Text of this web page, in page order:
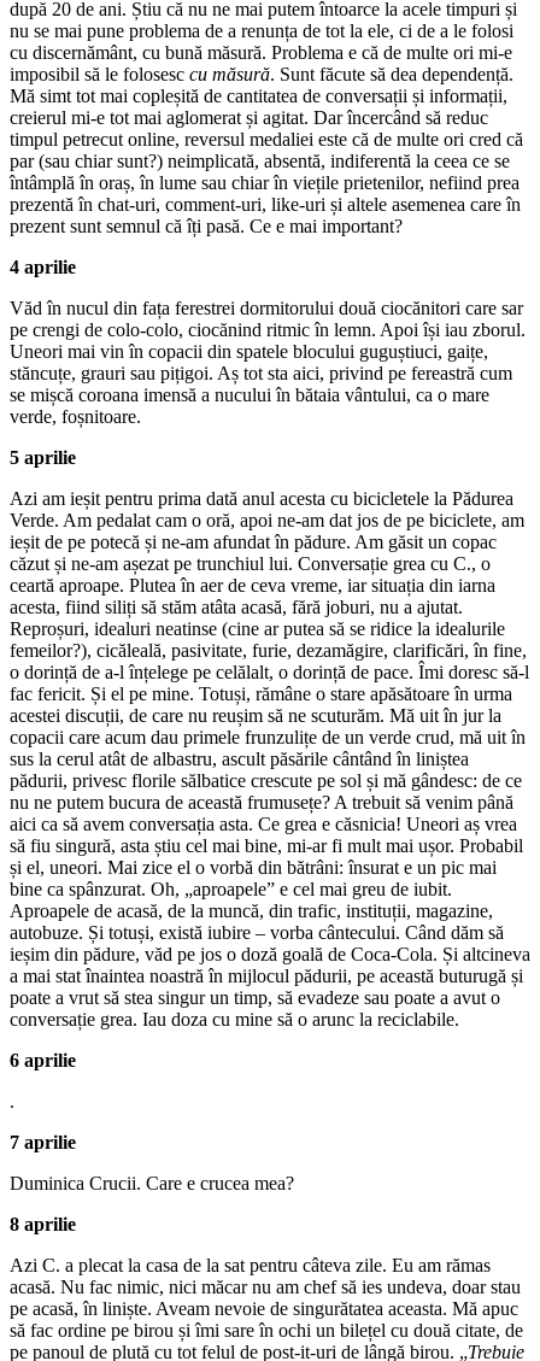
după 20 de ani. Știu că nu ne mai putem întoarce la acele timpuri și
nu se mai pune problema de a renunța de tot la ele, ci de a le folosi
cu discernământ, cu bună măsură. Problema e că de multe ori mi-e
imposibil să le folosesc cu măsură. Sunt făcute să dea dependență.
Mă simt tot mai copleșită de cantitatea de conversații și informații,
creierul mi-e tot mai aglomerat și agitat. Dar încercând să reduc
timpul petrecut online, reversul medaliei este că de multe ori cred că
par (sau chiar sunt?) neimplicată, absentă, indiferentă la ceea ce se
întâmplă în oraș, în lume sau chiar în viețile prietenilor, nefiind prea
prezentă în chat-uri, comment-uri, like-uri și altele asemenea care în
prezent sunt semnul că îți pasă. Ce e mai important?
4 aprilie
Văd în nucul din fața ferestrei dormitorului două ciocănitori care sar
pe crengi de colo-colo, ciocănind ritmic în lemn. Apoi își iau zborul.
Uneori mai vin în copacii din spatele blocului guguștiuci, gaițe,
stăncuțe, grauri sau pițigoi. Aș tot sta aici, privind pe fereastră cum
se mișcă coroana imensă a nucului în bătaia vântului, ca o mare
verde, foșnitoare.
5 aprilie
Azi am ieșit pentru prima dată anul acesta cu bicicletele la Pădurea
Verde. Am pedalat cam o oră, apoi ne-am dat jos de pe biciclete, am
ieșit de pe potecă și ne-am afundat în pădure. Am găsit un copac
căzut și ne-am așezat pe trunchiul lui. Conversație grea cu C., o
ceartă aproape. Plutea în aer de ceva vreme, iar situația din iarna
acesta, fiind siliți să stăm atâta acasă, fără joburi, nu a ajutat.
Reproșuri, idealuri neatinse (cine ar putea să se ridice la idealurile
femeilor?), cicăleală, pasivitate, furie, dezamăgire, clarificări, în fine,
o dorință de a-l înțelege pe celălalt, o dorință de pace. Îmi doresc să-l
fac fericit. Și el pe mine. Totuși, rămâne o stare apăsătoare în urma
acestei discuții, de care nu reușim să ne scuturăm. Mă uit în jur la
copacii care acum dau primele frunzulițe de un verde crud, mă uit în
sus la cerul atât de albastru, ascult păsările cântând în liniștea
pădurii, privesc florile sălbatice crescute pe sol și mă gândesc: de ce
nu ne putem bucura de această frumusețe? A trebuit să venim până
aici ca să avem conversația asta. Ce grea e căsnicia! Uneori aș vrea
să fiu singură, asta știu cel mai bine, mi-ar fi mult mai ușor. Probabil
și el, uneori. Mai zice el o vorbă din bătrâni: însurat e un pic mai
bine ca spânzurat. Oh, „aproapele” e cel mai greu de iubit.
Aproapele de acasă, de la muncă, din trafic, instituții, magazine,
autobuze. Și totuși, există iubire – vorba cântecului. Când dăm să
ieșim din pădure, văd pe jos o doză goală de Coca-Cola. Și altcineva
a mai stat înaintea noastră în mijlocul pădurii, pe această buturugă și
poate a vrut să stea singur un timp, să evadeze sau poate a avut o
conversație grea. Iau doza cu mine să o arunc la reciclabile.
6 aprilie
.
7 aprilie
Duminica Crucii. Care e crucea mea?
8 aprilie
Azi C. a plecat la casa de la sat pentru câteva zile. Eu am rămas
acasă. Nu fac nimic, nici măcar nu am chef să ies undeva, doar stau
pe acasă, în liniște. Aveam nevoie de singurătatea aceasta. Mă apuc
să fac ordine pe birou și îmi sare în ochi un bilețel cu două citate, de
pe panoul de plută cu tot felul de post-it-uri de lângă birou. „Trebuie